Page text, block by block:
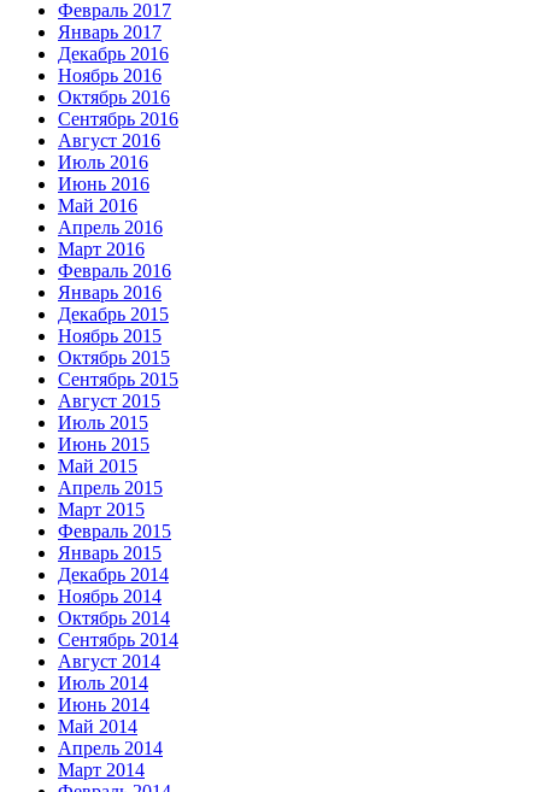
Февраль 2017
Январь 2017
Декабрь 2016
Ноябрь 2016
Октябрь 2016
Сентябрь 2016
Август 2016
Июль 2016
Июнь 2016
Май 2016
Апрель 2016
Март 2016
Февраль 2016
Январь 2016
Декабрь 2015
Ноябрь 2015
Октябрь 2015
Сентябрь 2015
Август 2015
Июль 2015
Июнь 2015
Май 2015
Апрель 2015
Март 2015
Февраль 2015
Январь 2015
Декабрь 2014
Ноябрь 2014
Октябрь 2014
Сентябрь 2014
Август 2014
Июль 2014
Июнь 2014
Май 2014
Апрель 2014
Март 2014